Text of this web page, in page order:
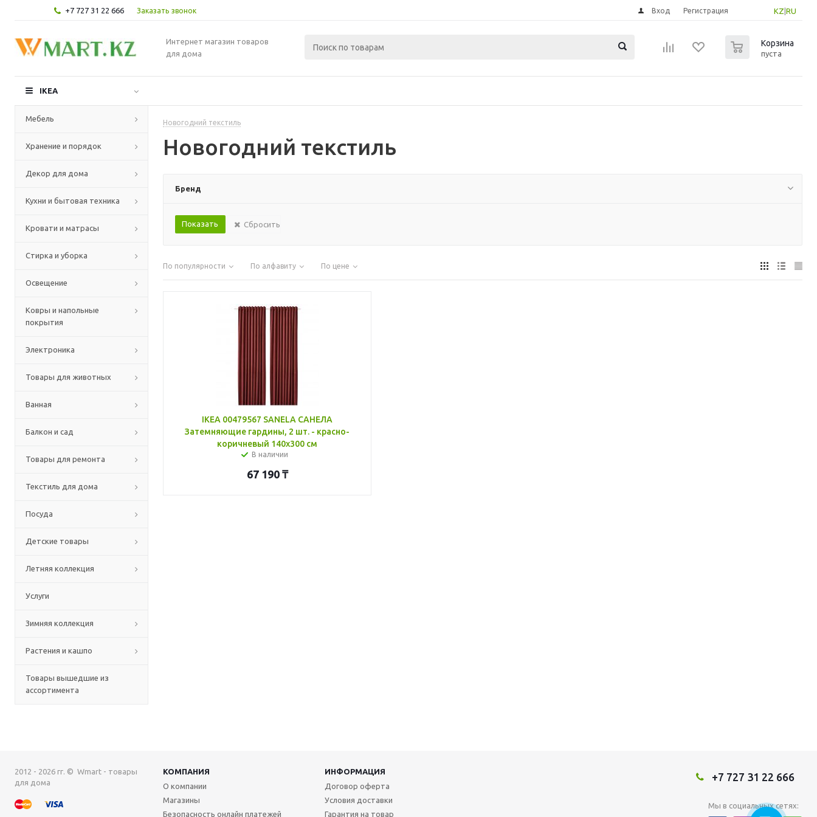
+7 727 31 22 666 Заказать звонок KZ RU
Вход Регистрация
Интернет магазин товаров
для дома
Корзина
пуста
IKEA
Мебель
Хранение и порядок
Декор для дома
Кухни и бытовая техника
Кровати и матрасы
Стирка и уборка
Освещение
Ковры и напольные
покрытия
Электроника
Товары для животных
Ванная
Балкон и сад
Товары для ремонта
Текстиль для дома
Посуда
Детские товары
Летняя коллекция
Услуги
Зимняя коллекция
Растения и кашпо
Товары вышедшие из
ассортимента
Новогодний текстиль
Новогодний текстиль
Бренд
Сбросить
По популярности По алфавиту По цене
IKEA 00479567 SANELA САНЕЛА
Затемняющие гардины, 2 шт. - красно-
коричневый 140x300 см
В наличии
67 190₸
2012 - 2026 гг. © Wmart - товары
для дома
КОМПАНИЯ
ИНФОРМАЦИЯ
О компании
Магазины
Безопасность онлайн платежей
Договор оферта
Условия доставки
Гарантия на товар
+7 727 31 22 666
Мы в социальных сетях: